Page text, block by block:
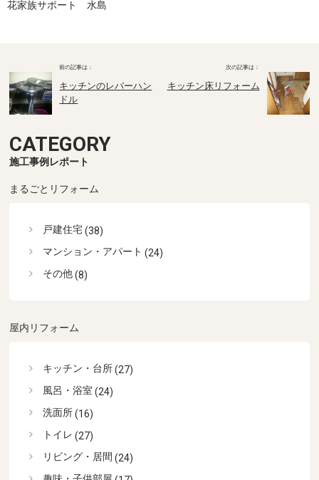
花家族サポート 水島
キッチンのレバーハン
ドル
キッチン床リフォーム
CATEGORY
施工事例レポート
まるごとリフォーム
戸建住宅(38)
マンション・アパート (24)
その他(8)
屋内リフォーム
キッチン・台所(27)
風呂・浴室 (24)
洗面所(16)
トイレ (27)
リビング・居間 (24)